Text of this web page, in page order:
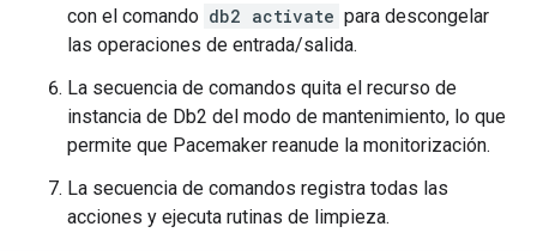
con el comando db2 activate para descongelar
las operaciones de entrada/salida.
La secuencia de comandos quita el recurso de
instancia de Db2 del modo de mantenimiento, lo que
permite que Pacemaker reanude la monitorización.
La secuencia de comandos registra todas las
acciones y ejecuta rutinas de limpieza.